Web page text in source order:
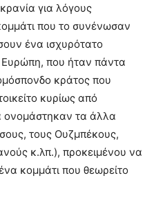
για λόγους
που το συνένωσαν
ένα ισχυρότατο
Ευρώπη, που ήταν πάντα
κράτος που
κυρίως από
ονομάστηκαν τα άλλα
τους Ουζμπέκους,
κ.λπ.), προκειμένου να
κομμάτι που θεωρείτο